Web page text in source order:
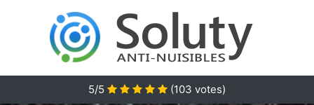
5/5 (103 votes)